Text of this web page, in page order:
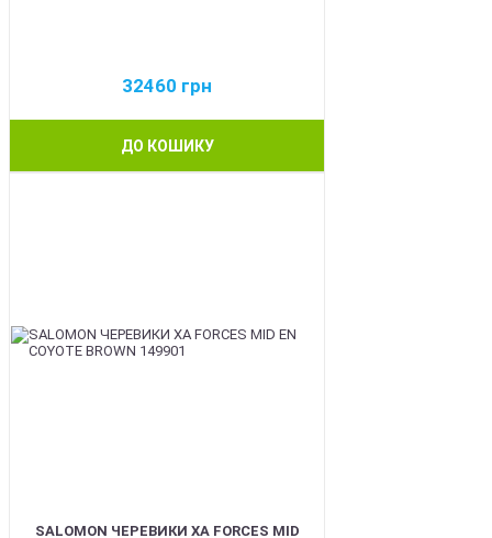
32460 грн
ДО КОШИКУ
SALOMON ЧЕРЕВИКИ XA FORCES MID